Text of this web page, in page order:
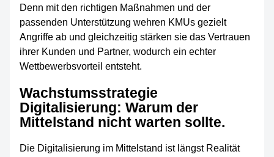
Denn mit den richtigen Maßnahmen und der
passenden Unterstützung wehren KMUs gezielt
Angriffe ab und gleichzeitig stärken sie das Vertrauen
ihrer Kunden und Partner, wodurch ein echter
Wettbewerbsvorteil entsteht.
Wachstumsstrategie
Digitalisierung: Warum der
Mittelstand nicht warten sollte.
Die Digitalisierung im Mittelstand ist längst Realität